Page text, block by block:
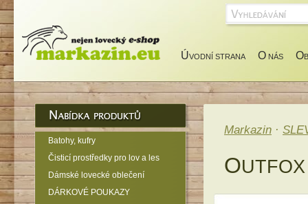
O
O NÁS
ÚVODNÍ STRANA
Markazin ·
O
Batohy, kufry
Čisticí prostředky pro lov a les
Dámské lovecké oblečení
DÁRKOVÉ POUKAZY